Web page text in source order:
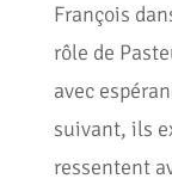
François
rôle de
avec
suivant, ils
ressentent